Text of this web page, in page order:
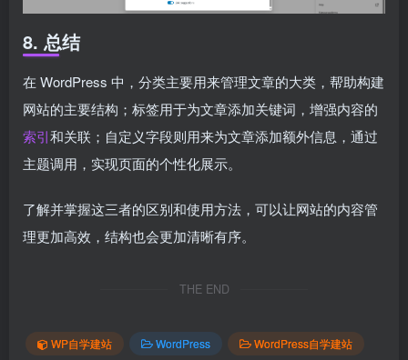
8. 总结
在 WordPress 中，分类主要用来管理文章的大类，帮助构建
网站的主要结构；标签用于为文章添加关键词，增强内容的
索引和关联；自定义字段则用来为文章添加额外信息，通过
主题调用，实现页面的个性化展示。
了解并掌握这三者的区别和使用方法，可以让网站的内容管
理更加高效，结构也会更加清晰有序。
THE END
WP自学建站 WordPress
WordPress自学建站